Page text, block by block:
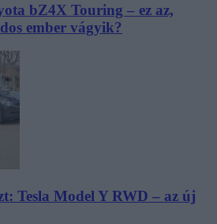
bZ4X Touring – ez az,
ember vágyik?
Tesla Model Y RWD – az új